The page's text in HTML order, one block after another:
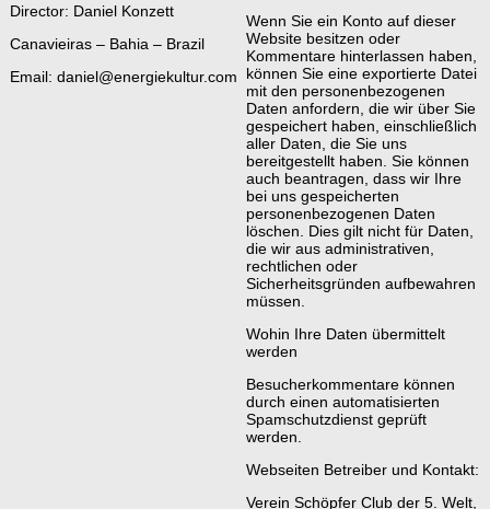
Director: Daniel Konzett
Canavieiras – Bahia – Brazil
Email: daniel@energiekultur.com
Wenn Sie ein Konto auf dieser
Website besitzen oder
Kommentare hinterlassen haben,
können Sie eine exportierte Datei
mit den personenbezogenen
Daten anfordern, die wir über Sie
gespeichert haben, einschließlich
aller Daten, die Sie uns
bereitgestellt haben. Sie können
auch beantragen, dass wir Ihre
bei uns gespeicherten
personenbezogenen Daten
löschen. Dies gilt nicht für Daten,
die wir aus administrativen,
rechtlichen oder
Sicherheitsgründen aufbewahren
müssen.
Wohin Ihre Daten übermittelt
werden
Besucherkommentare können
durch einen automatisierten
Spamschutzdienst geprüft
werden.
Webseiten Betreiber und Kontakt:
Verein Schöpfer Club der 5. Welt,